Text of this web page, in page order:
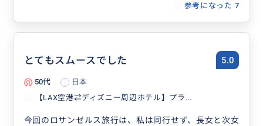
参考になった 7
とてもスムースでした 5.0
50代
日本
【LAX空港⇄ディズニー周辺ホテル】プラ...
今回のロサンゼルス旅行は、私は同行せず、長女と次女